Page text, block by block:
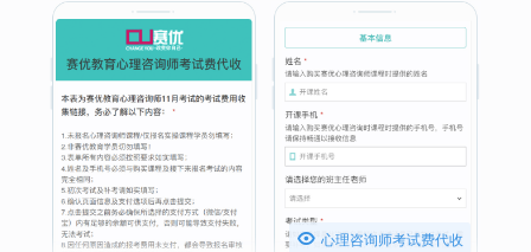
 心理咨询师考试费代收